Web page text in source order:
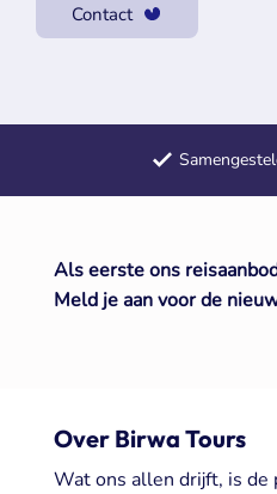
Contact
Als eerste ons
Meld je aan voor de
Over Birwa Tours
Wat ons allen drijft, is de